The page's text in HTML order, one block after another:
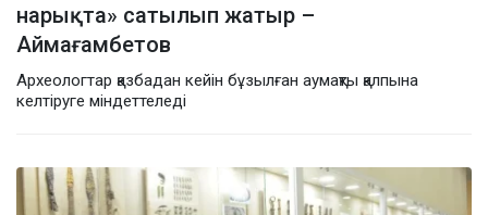
нарықта» сатылып жатыр –
Аймағамбетов
Археологтар қазбадан кейін бұзылған аумақты қалпына
келтіруге міндеттеледі